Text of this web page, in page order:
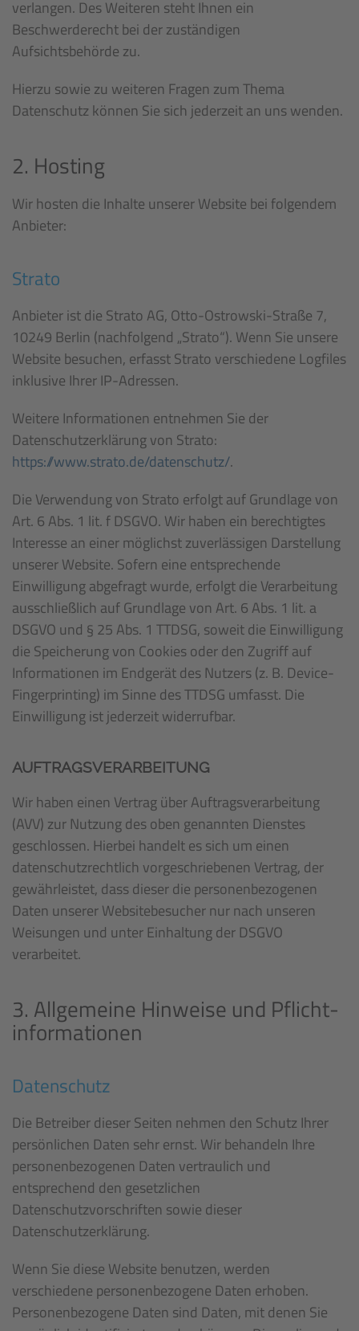
verlangen. Des Weiteren steht Ihnen ein
Beschwerderecht bei der zuständigen
Aufsichtsbehörde zu.
Hierzu sowie zu weiteren Fragen zum Thema
Datenschutz können Sie sich jederzeit an uns wenden.
2. Hosting
Wir hosten die Inhalte unserer Website bei folgendem
Anbieter:
Strato
Anbieter ist die Strato AG, Otto-Ostrowski-Straße 7,
10249 Berlin (nachfolgend „Strato“). Wenn Sie unsere
Website besuchen, erfasst Strato verschiedene Logfiles
inklusive Ihrer IP-Adressen.
Weitere Informationen entnehmen Sie der
Datenschutzerklärung von Strato:
https://www.strato.de/datenschutz/.
Die Verwendung von Strato erfolgt auf Grundlage von
Art. 6 Abs. 1 lit. f DSGVO. Wir haben ein berechtigtes
Interesse an einer möglichst zuverlässigen Darstellung
unserer Website. Sofern eine entsprechende
Einwilligung abgefragt wurde, erfolgt die Verarbeitung
ausschließlich auf Grundlage von Art. 6 Abs. 1 lit. a
DSGVO und § 25 Abs. 1 TTDSG, soweit die Einwilligung
die Speicherung von Cookies oder den Zugriff auf
Informationen im Endgerät des Nutzers (z. B. Device-
Fingerprinting) im Sinne des TTDSG umfasst. Die
Einwilligung ist jederzeit widerrufbar.
AUFTRAGSVERARBEITUNG
Wir haben einen Vertrag über Auftragsverarbeitung
(AVV) zur Nutzung des oben genannten Dienstes
geschlossen. Hierbei handelt es sich um einen
datenschutzrechtlich vorgeschriebenen Vertrag, der
gewährleistet, dass dieser die personenbezogenen
Daten unserer Websitebesucher nur nach unseren
Weisungen und unter Einhaltung der DSGVO
verarbeitet.
3. Allgemeine Hinweise und Pflicht­
informationen
Datenschutz
Die Betreiber dieser Seiten nehmen den Schutz Ihrer
persönlichen Daten sehr ernst. Wir behandeln Ihre
personenbezogenen Daten vertraulich und
entsprechend den gesetzlichen
Datenschutzvorschriften sowie dieser
Datenschutzerklärung.
Wenn Sie diese Website benutzen, werden
verschiedene personenbezogene Daten erhoben.
Personenbezogene Daten sind Daten, mit denen Sie